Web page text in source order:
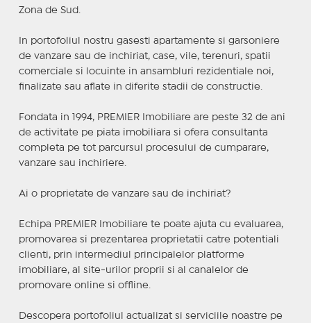
Zona de Sud.
In portofoliul nostru gasesti apartamente si garsoniere
de vanzare sau de inchiriat, case, vile, terenuri, spatii
comerciale si locuinte in ansambluri rezidentiale noi,
finalizate sau aflate in diferite stadii de constructie.
Fondata in 1994, PREMIER Imobiliare are peste 32 de ani
de activitate pe piata imobiliara si ofera consultanta
completa pe tot parcursul procesului de cumparare,
vanzare sau inchiriere.
Ai o proprietate de vanzare sau de inchiriat?
Echipa PREMIER Imobiliare te poate ajuta cu evaluarea,
promovarea si prezentarea proprietatii catre potentiali
clienti, prin intermediul principalelor platforme
imobiliare, al site-urilor proprii si al canalelor de
promovare online si offline.
Descopera portofoliul actualizat si serviciile noastre pe